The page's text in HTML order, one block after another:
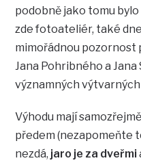
podobně jako tomu bylo
zde fotoateliér, také
mimořádnou pozornost
Jana Pohribného a
významných
Výhodu mají
předem (nezapomeňte
nezdá, jaro je za dveřmi